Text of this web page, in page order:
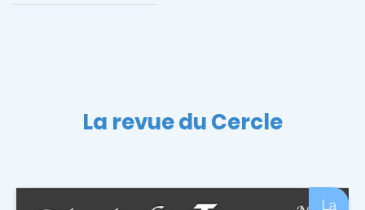
La revue du Cercle
La